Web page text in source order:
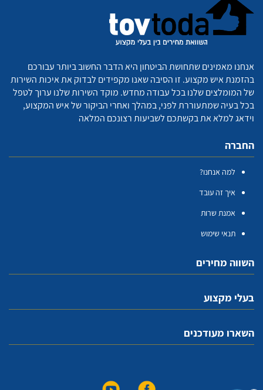
אנחנו מאמינים שתחושת הביטחון היא הדבר החשוב ביותר עבורכם
בהזמנת איש מקצוע. זו הסיבה שאנו מקפידים לבדוק את איכות השירות
של המומלצים שלנו בכל עבודה מחדש. מוקד השירות שלנו ערוך לטפל
בכל בעיה שמתעוררת לפני, במהלך ואחרי הביקור של איש המקצוע,
וידאג למלא את בקשתכם לשביעות רצונכם המלאה
החברה
למה אנחנו?
איך זה עובד
אמנת שרות
תנאי שימוש
השווה מחירים
בעלי מקצוע
השארו מעודכנים